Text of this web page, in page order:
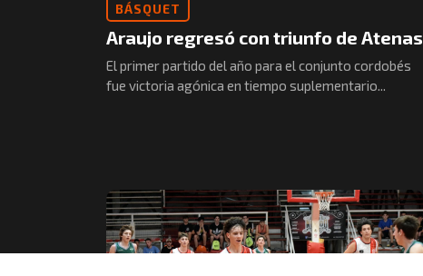
BÁSQUET
Araujo regresó con triunfo de Atenas
El primer partido del año para el conjunto cordobés
fue victoria agónica en tiempo suplementario...